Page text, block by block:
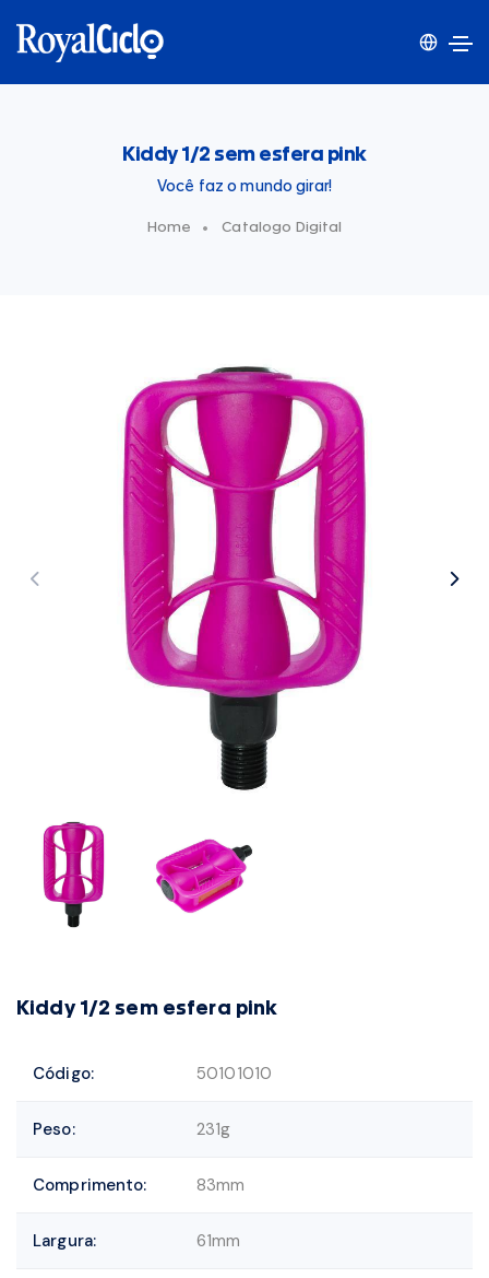
Kiddy 1/2 sem esfera pink
Você faz o mundo girar!
Home Catalogo Digital
Kiddy 1/2 sem esfera pink
Código: 50101010
Peso: 231g
Comprimento: 83mm
Largura: 61mm